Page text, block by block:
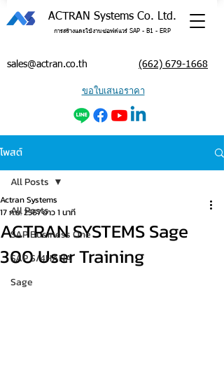
ACTRAN Systems Co. Ltd.
การสร้างและใช้งานซอฟต์แวร์ SAP - B1 - ERP
sales@actran.co.th (662) 679-1668
ขอใบเสนอราคา
โพสต์
All Posts
SAP Business One
SAP S/4HANA
Sage
All Posts
ACTRAN SYSTEMS Sage
300 User Training
Actran Systems
17 ก.ย. 2567ยาว 1 นาที